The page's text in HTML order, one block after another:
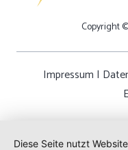
Copyright
Impressum |
Diese Seite nutzt